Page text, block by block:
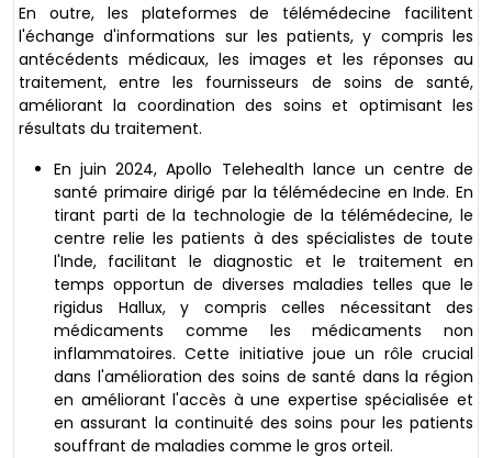
En outre, les plateformes de télémédecine facilitent
l'échange d'informations sur les patients, y compris les
antécédents médicaux, les images et les réponses au
traitement, entre les fournisseurs de soins de santé,
améliorant la coordination des soins et optimisant les
résultats du traitement.
En juin 2024, Apollo Telehealth lance un centre de
santé primaire dirigé par la télémédecine en Inde. En
tirant parti de la technologie de la télémédecine, le
centre relie les patients à des spécialistes de toute
l'Inde, facilitant le diagnostic et le traitement en
temps opportun de diverses maladies telles que le
rigidus Hallux, y compris celles nécessitant des
médicaments comme les médicaments non
inflammatoires. Cette initiative joue un rôle crucial
dans l'amélioration des soins de santé dans la région
en améliorant l'accès à une expertise spécialisée et
en assurant la continuité des soins pour les patients
souffrant de maladies comme le gros orteil.